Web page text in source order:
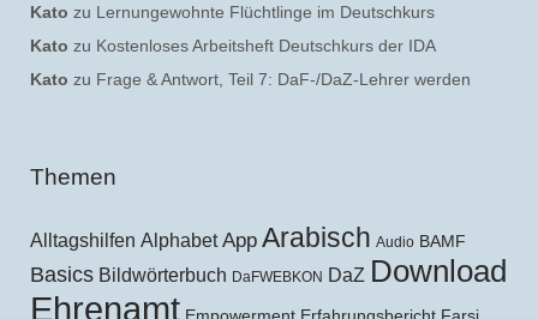
Kato zu Lernungewohnte Flüchtlinge im Deutschkurs
Kato zu Kostenloses Arbeitsheft Deutschkurs der IDA
Kato zu Frage & Antwort, Teil 7: DaF-/DaZ-Lehrer werden
Themen
Alltagshilfen Alphabet App Arabisch Audio BAMF
Basics Bildwörterbuch DaFWEBKON DaZ Download
Ehrenamt Empowerment Erfahrungsbericht Farsi